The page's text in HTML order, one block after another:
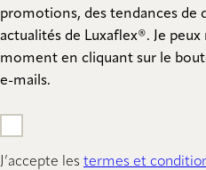
promotions, des tendances de
actualités de Luxaflex®. Je
moment en cliquant sur le
e-mails.
J’accepte les termes et